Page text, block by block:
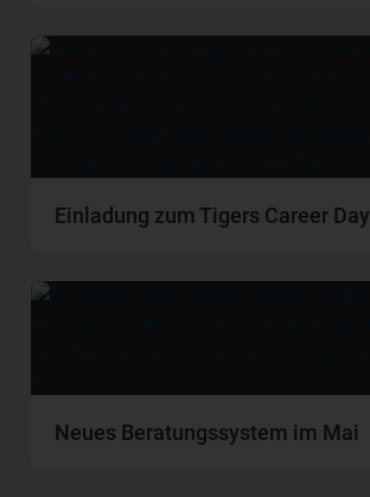
Einladung zum Tigers Career Day
Neues Beratungssystem im Mai